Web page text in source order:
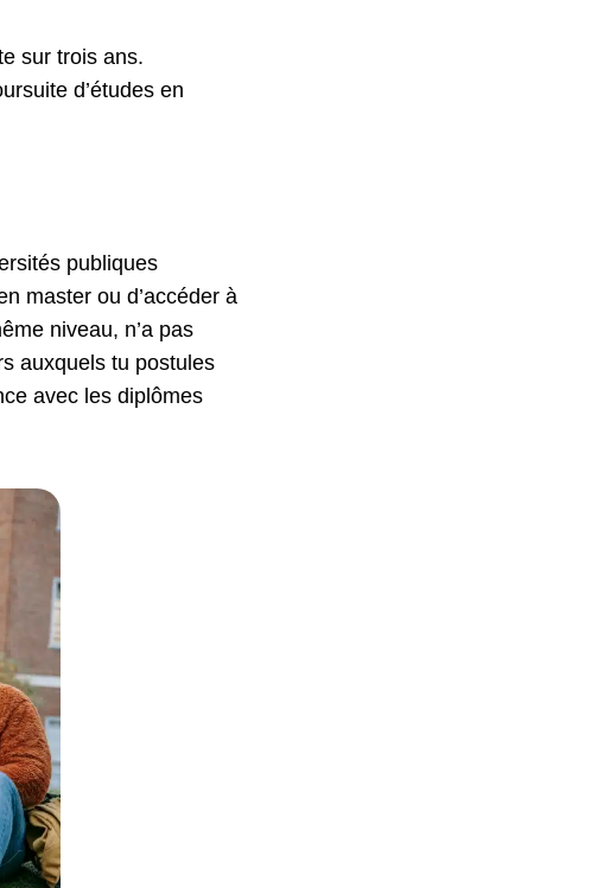
sur trois ans.
d’études en
publiques
master ou d’accéder à
niveau, n’a pas
auxquels tu postules
avec les diplômes